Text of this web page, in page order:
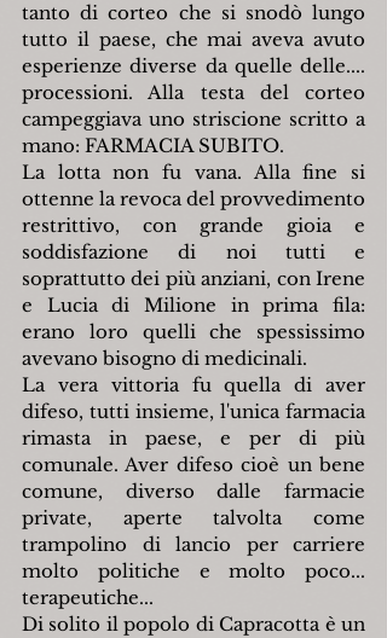
tanto di corteo che si snodò lungo
tutto il paese, che mai aveva avuto
esperienze diverse da quelle delle....
processioni. Alla testa del corteo
campeggiava uno striscione scritto a
mano: FARMACIA SUBITO.
La lotta non fu vana. Alla fine si
ottenne la revoca del provvedimento
restrittivo, con grande gioia e
soddisfazione di noi tutti e
soprattutto dei più anziani, con Irene
e Lucia di Milione in prima fila:
erano loro quelli che spessissimo
avevano bisogno di medicinali.
La vera vittoria fu quella di aver
difeso, tutti insieme, l'unica farmacia
rimasta in paese, e per di più
comunale. Aver difeso cioè un bene
comune, diverso dalle farmacie
private, aperte talvolta come
trampolino di lancio per carriere
molto politiche e molto poco...
terapeutiche...
Di solito il popolo di Capracotta è un